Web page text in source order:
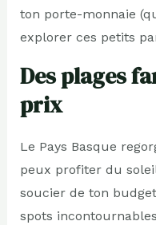
ton porte-monnaie
explorer ces petits
Des plages
prix
Le Pays Basque
peux profiter du
soucier de ton
spots